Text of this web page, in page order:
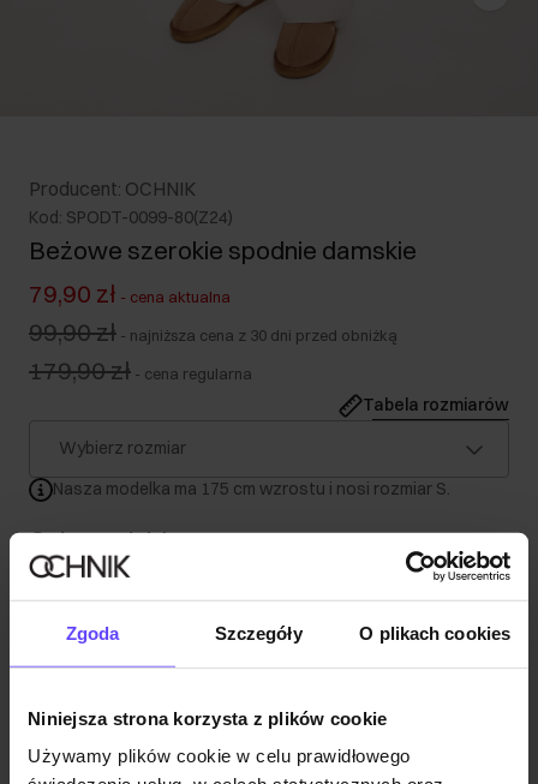
Zgoda Szczegóły O plikach cookies
Niniejsza strona korzysta z plików cookie
Używamy plików cookie w celu prawidłowego
Producent: OCHNIK
Kod: SPODT-0099-80(Z24)
Beżowe szerokie spodnie damskie
79,90 zł - cena aktualna
99,90 zł - najniższa cena z 30 dni przed obniżką
179,90 zł - cena regularna
Tabela rozmiarów
Wybierz rozmiar
Nasza modelka ma 175 cm wzrostu i nosi rozmiar S.
Opis produktu
Opinie